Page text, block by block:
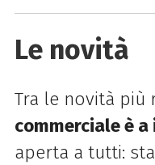
Le novità
Tra le novità più
commerciale è
aperta a tutti: